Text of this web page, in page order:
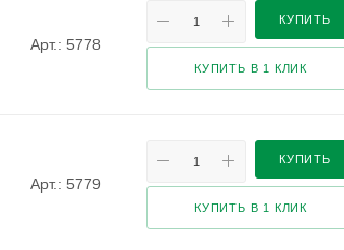
Арт.: 5778
КУПИТЬ
КУПИТЬ В 1 КЛИК
Арт.: 5779
КУПИТЬ
КУПИТЬ В 1 КЛИК